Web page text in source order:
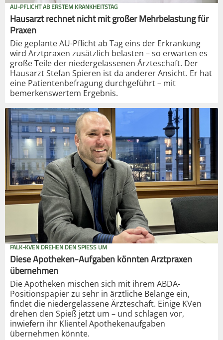
AU-PFLICHT AB ERSTEM KRANKHEITSTAG
Hausarzt rechnet nicht mit großer Mehrbelastung für
Praxen
Die geplante AU-Pflicht ab Tag eins der Erkrankung
wird Arztpraxen zusätzlich belasten – so erwarten es
große Teile der niedergelassenen Ärzteschaft. Der
Hausarzt Stefan Spieren ist da anderer Ansicht. Er hat
eine Patientenbefragung durchgeführt – mit
bemerkenswertem Ergebnis.
FALK-KVEN DREHEN DEN SPIESS UM
Diese Apotheken-Aufgaben könnten Arztpraxen
übernehmen
Die Apotheken mischen sich mit ihrem ABDA-
Positionspapier zu sehr in ärztliche Belange ein,
findet die niedergelassene Ärzteschaft. Einige KVen
drehen den Spieß jetzt um – und schlagen vor,
inwiefern ihr Klientel Apothekenaufgaben
übernehmen könnte.